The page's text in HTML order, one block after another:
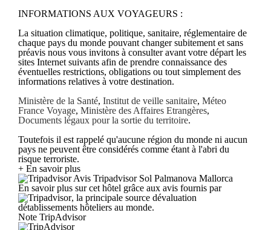
INFORMATIONS AUX VOYAGEURS :
La situation climatique, politique, sanitaire, réglementaire de
chaque pays du monde pouvant changer subitement et sans
préavis nous vous invitons à consulter avant votre départ les
sites Internet suivants afin de prendre connaissance des
éventuelles restrictions, obligations ou tout simplement des
informations relatives à votre destination.
Ministère de la Santé, Institut de veille sanitaire, Méteo
France Voyage, Ministère des Affaires Etrangères,
Documents légaux pour la sortie du territoire.
Toutefois il est rappelé qu'aucune région du monde ni aucun
pays ne peuvent être considérés comme étant à l'abri du
risque terroriste.
+ En savoir plus
Avis Tripadvisor Sol Palmanova Mallorca
En savoir plus sur cet hôtel grâce aux avis fournis par
, la principale source dévaluation
détablissements hôteliers au monde.
Note TripAdvisor